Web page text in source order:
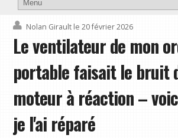
Nolan Girault le 20 février 2026
Le ventilateur de mon
portable faisait le bruit
moteur à réaction –
je l'ai réparé